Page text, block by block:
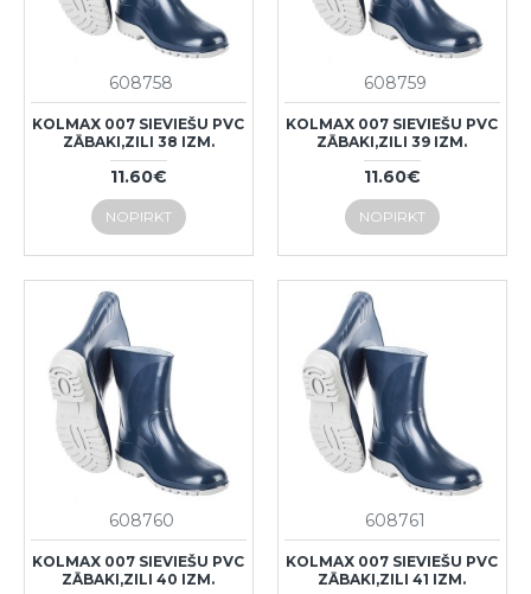
608758
KOLMAX 007 SIEVIEŠU PVC
ZĀBAKI,ZILI 38 IZM.
11.60€
NOPIRKT
608759
KOLMAX 007 SIEVIEŠU PVC
ZĀBAKI,ZILI 39 IZM.
11.60€
NOPIRKT
608760
KOLMAX 007 SIEVIEŠU PVC
ZĀBAKI,ZILI 40 IZM.
608761
KOLMAX 007 SIEVIEŠU PVC
ZĀBAKI,ZILI 41 IZM.